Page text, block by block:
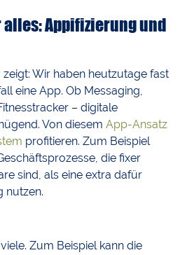
Appifizierung und
Wir haben heutzutage fast
eine App. Ob Messaging,
– digitale
Von diesem App-Ansatz
profitieren. Zum Beispiel
die fixer
sind, als eine extra dafür
nutzen.
Zum Beispiel kann die